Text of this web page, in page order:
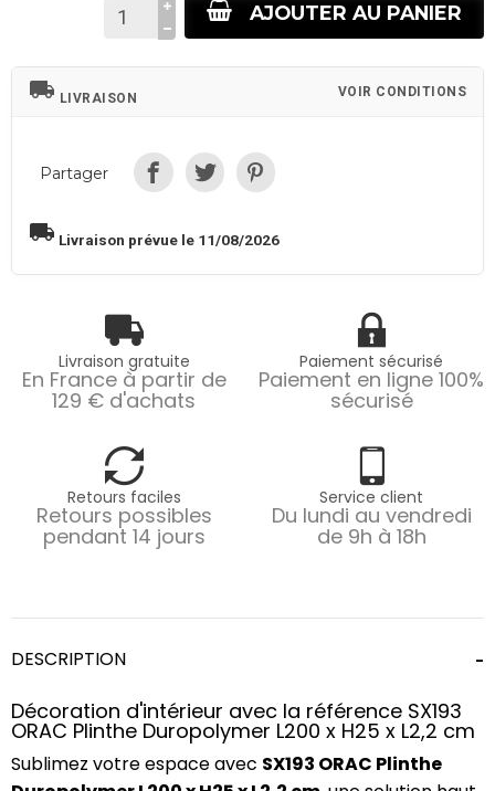
AJOUTER AU PANIER
local_shipping LIVRAISON VOIR CONDITIONS
Partager
local_shipping Livraison prévue le 11/08/2026
Livraison gratuite
En France à partir de
129 € d'achats
Paiement sécurisé
Paiement en ligne 100%
sécurisé
Retours faciles
Retours possibles
pendant 14 jours
Service client
Du lundi au vendredi
de 9h à 18h
DESCRIPTION
Décoration d'intérieur avec la référence SX193
ORAC Plinthe Duropolymer L200 x H25 x L2,2 cm
Sublimez votre espace avec SX193 ORAC Plinthe